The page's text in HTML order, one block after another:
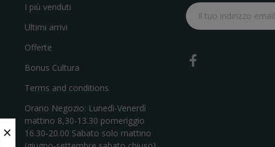
I più venduti
Ultimi arrivi
Offerte
Bonus Cultura
Terms and conditions
Orario Negozio: Lunedì-Venerdì
mattino 8,30-13.30 pomeriggio
16.30-20.00 Sabato solo mattino
×